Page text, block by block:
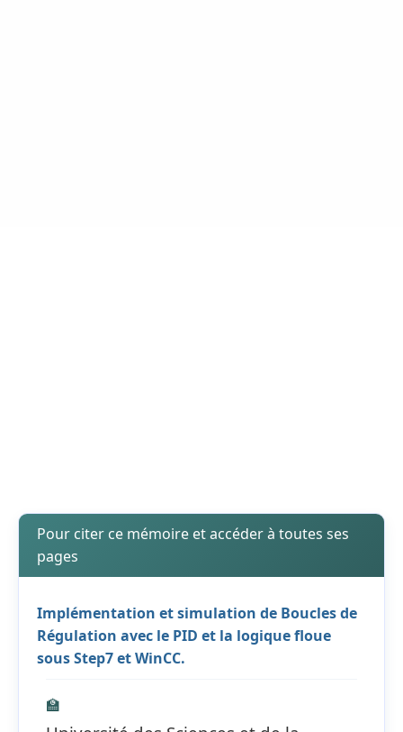
Pour citer ce mémoire et accéder à toutes ses
pages
Implémentation et simulation de Boucles de
Régulation avec le PID et la logique floue
sous Step7 et WinCC.
🏫